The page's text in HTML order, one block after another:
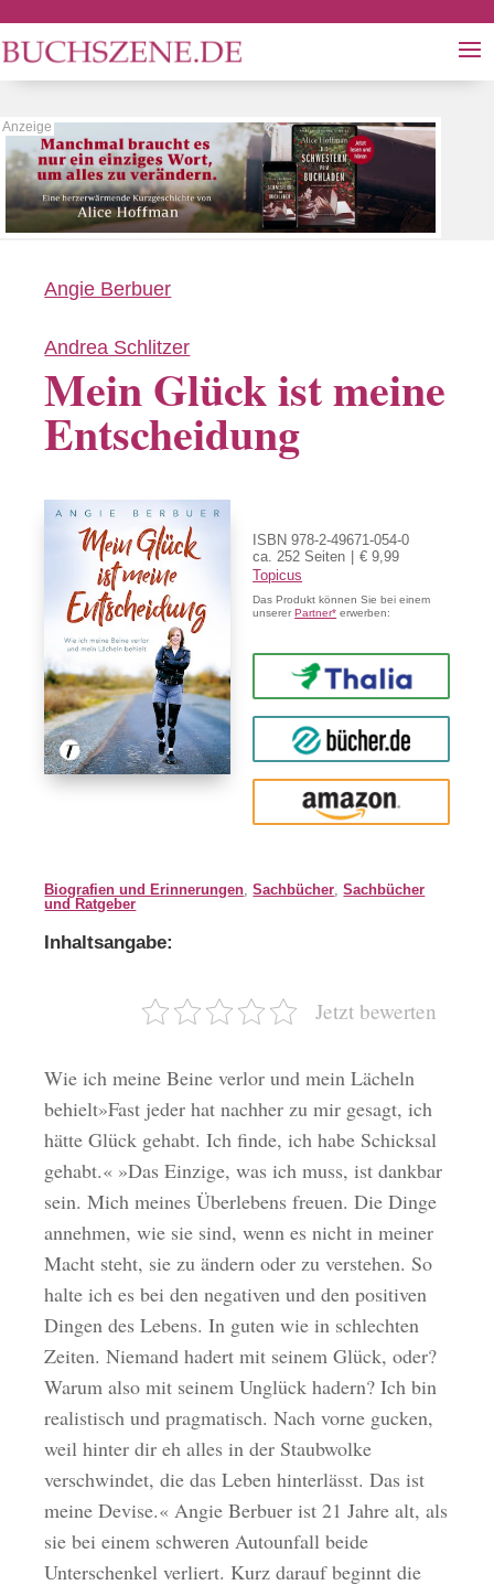
Angie Berbuer
Andrea Schlitzer
Mein Glück ist meine
Entscheidung
ISBN 978-2-49671-054-0
ca. 252 Seiten
€ 9,99
Topicus
Das Produkt können Sie bei einem
unsererPartner* erwerben:
Thalia
buecher.de
Amazon
Biografien und Erinnerungen,Sachbücher,Sachbücher
und Ratgeber
Inhaltsangabe:
Jetzt bewerten
Wie ich meine Beine verlor und mein Lächeln
behielt»Fast jeder hat nachher zu mir gesagt, ich
hätte Glück gehabt. Ich finde, ich habe Schicksal
gehabt.« »Das Einzige, was ich muss, ist dankbar
sein. Mich meines Überlebens freuen. Die Dinge
annehmen, wie sie sind, wenn es nicht in meiner
Macht steht, sie zu ändern oder zu verstehen. So
halte ich es bei den negativen und den positiven
Dingen des Lebens. In guten wie in schlechten
Zeiten. Niemand hadert mit seinem Glück, oder?
Warum also mit seinem Unglück hadern? Ich bin
realistisch und pragmatisch. Nach vorne gucken,
weil hinter dir eh alles in der Staubwolke
verschwindet, die das Leben hinterlässt. Das ist
meine Devise.« Angie Berbuer ist 21 Jahre alt, als
sie bei einem schweren Autounfall beide
Unterschenkel verliert. Kurz darauf beginnt die